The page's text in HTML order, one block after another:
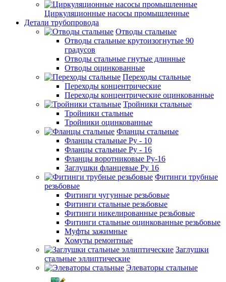
Циркуляционные насосы промышленные
Детали трубопровода
Отводы стальные
Отводы стальные крутоизогнутые 90
градусов
Отводы стальные гнутые длинные
Отводы оцинкованные
Переходы стальные
Переходы концентрические
Переходы концентрические оцинкованные
Тройники стальные
Тройники стальные
Тройники оцинкованные
Фланцы стальные
Фланцы стальные Ру - 10
Фланцы стальные Ру - 16
Фланцы воротниковые Ру-16
Заглушки фланцевые Ру 16
Фитинги трубные
резьбовые
Фитинги чугунные резьбовые
Фитинги стальные резьбовые
Фитинги никелированные резьбовые
Фитинги стальные оцинкованные резьбовые
Муфты зажимные
Хомуты ремонтные
Заглушки
стальные эллиптические
Элеваторы стальные